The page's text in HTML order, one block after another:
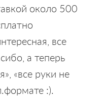
около 500
все
а теперь
«все руки не
:).